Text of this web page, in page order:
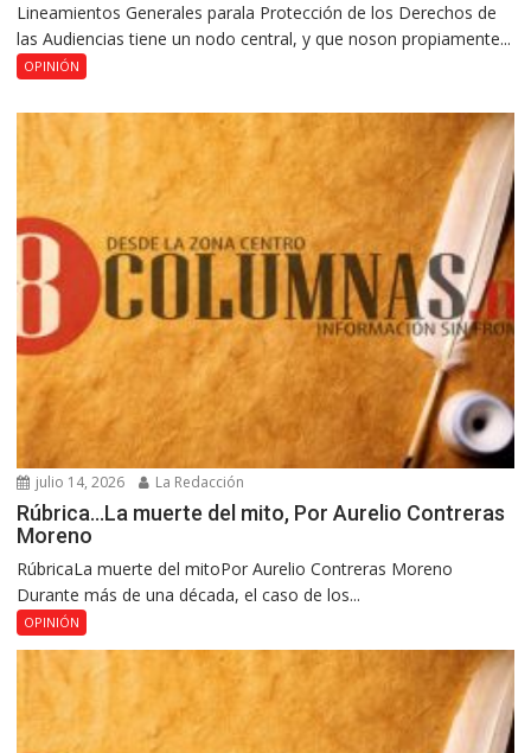
Lineamientos Generales parala Protección de los Derechos de
las Audiencias tiene un nodo central, y que noson propiamente...
OPINIÓN
julio 14, 2026 La Redacción
Rúbrica…La muerte del mito, Por Aurelio Contreras
Moreno
RúbricaLa muerte del mitoPor Aurelio Contreras Moreno
Durante más de una década, el caso de los...
OPINIÓN